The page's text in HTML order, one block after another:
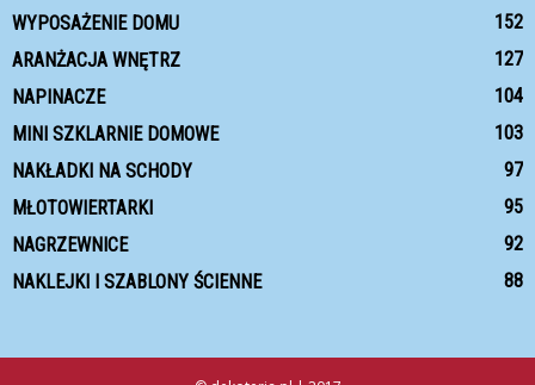
WYPOSAŻENIE DOMU
152
ARANŻACJA WNĘTRZ
127
NAPINACZE
104
MINI SZKLARNIE DOMOWE
103
NAKŁADKI NA SCHODY
97
MŁOTOWIERTARKI
95
NAGRZEWNICE
92
NAKLEJKI I SZABLONY ŚCIENNE
88